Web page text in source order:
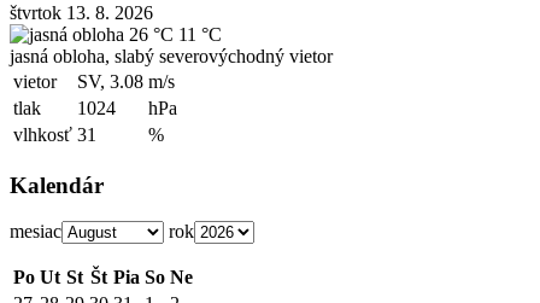
štvrtok 13. 8. 2026
26 °C 11 °C
jasná obloha, slabý severovýchodný vietor
vietor
SV, 3.08 m/s
tlak
1024
hPa
vlhkosť 31 %
Kalendár
mesiac rok
Po Ut St Št Pia So Ne